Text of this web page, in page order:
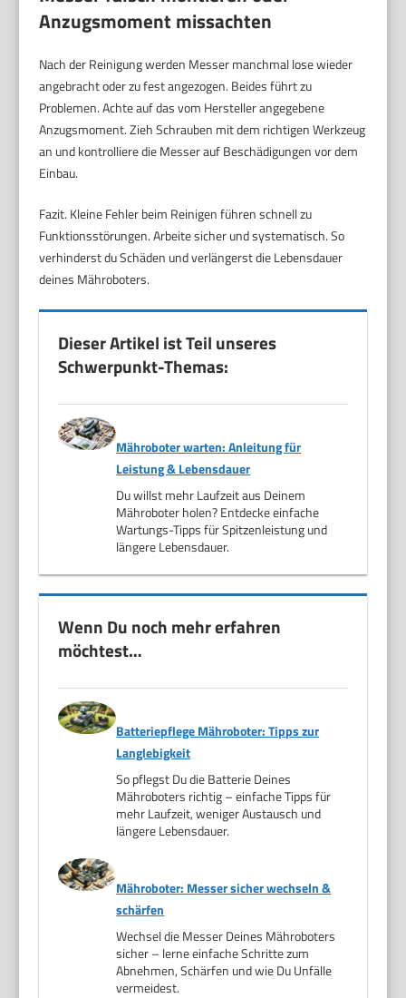
Anzugsmoment missachten
Nach der Reinigung werden Messer manchmal lose wieder
angebracht oder zu fest angezogen. Beides führt zu
Problemen. Achte auf das vom Hersteller angegebene
Anzugsmoment. Zieh Schrauben mit dem richtigen Werkzeug
an und kontrolliere die Messer auf Beschädigungen vor dem
Einbau.
Fazit. Kleine Fehler beim Reinigen führen schnell zu
Funktionsstörungen. Arbeite sicher und systematisch. So
verhinderst du Schäden und verlängerst die Lebensdauer
deines Mähroboters.
Dieser Artikel ist Teil unseres
Schwerpunkt-Themas:
Mähroboter warten: Anleitung für
Leistung & Lebensdauer
Du willst mehr Laufzeit aus Deinem
Mähroboter holen? Entdecke einfache
Wartungs-Tipps für Spitzenleistung und
längere Lebensdauer.
Wenn Du noch mehr erfahren
möchtest…
Batteriepflege Mähroboter: Tipps zur
Langlebigkeit
So pflegst Du die Batterie Deines
Mähroboters richtig – einfache Tipps für
mehr Laufzeit, weniger Austausch und
längere Lebensdauer.
Mähroboter: Messer sicher wechseln &
schärfen
Wechsel die Messer Deines Mähroboters
sicher – lerne einfache Schritte zum
Abnehmen, Schärfen und wie Du Unfälle
vermeidest.